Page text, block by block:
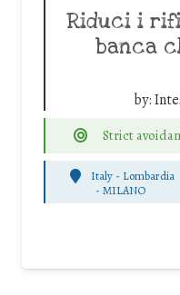
Riduci i
banca
by:
Strict
Italy - Lombardia
-MILANO